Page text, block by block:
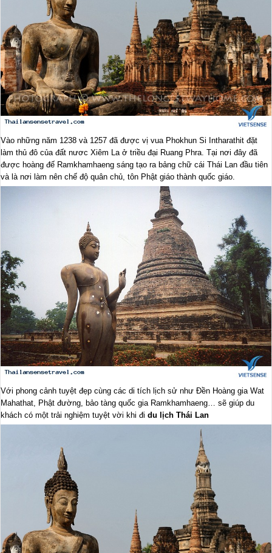
Vào những năm 1238 và 1257 đã được vị vua Phokhun Si Intharathit đặt
làm thủ đô của đất nươc Xiêm La ở triều đại Ruang Phra. Tại nơi đây đã
được hoàng đế Ramkhamhaeng sáng tạo ra bảng chữ cái Thái Lan đầu tiên
và là nơi làm nên chế độ quân chủ, tôn Phật giáo thành quốc giáo.
Với phong cảnh tuyệt đẹp cùng các di tích lịch sử như Đền Hoàng gia Wat
Mahathat, Phật đường, bảo tàng quốc gia Ramkhamhaeng… sẽ giúp du
khách có một trải nghiệm tuyệt vời khi đi du lịch Thái Lan